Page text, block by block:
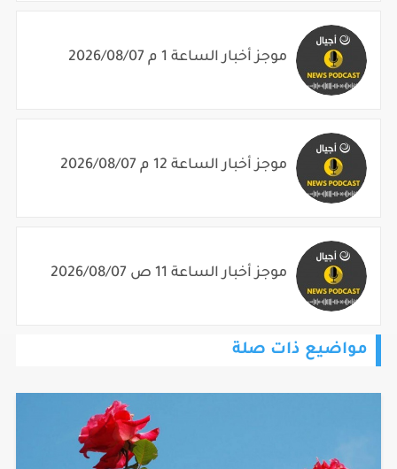
موجز أخبار الساعة 1 م 2026/08/07
موجز أخبار الساعة 12 م 2026/08/07
موجز أخبار الساعة 11 ص 2026/08/07
مواضيع ذات صلة